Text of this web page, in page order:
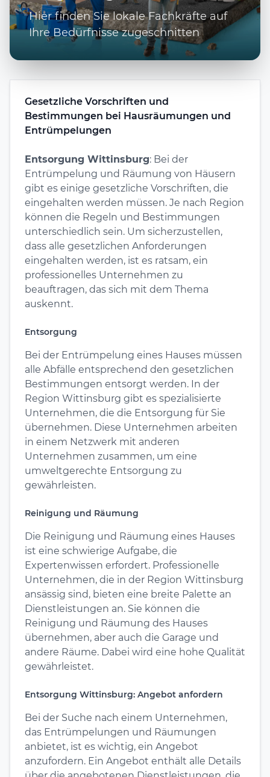
Hier finden Sie lokale Fachkräfte auf
Ihre Bedürfnisse zugeschnitten
Gesetzliche Vorschriften und
Bestimmungen bei Hausräumungen und
Entrümpelungen
Entsorgung Wittinsburg: Bei der
Entrümpelung und Räumung von Häusern
gibt es einige gesetzliche Vorschriften, die
eingehalten werden müssen. Je nach Region
können die Regeln und Bestimmungen
unterschiedlich sein. Um sicherzustellen,
dass alle gesetzlichen Anforderungen
eingehalten werden, ist es ratsam, ein
professionelles Unternehmen zu
beauftragen, das sich mit dem Thema
auskennt.
Entsorgung
Bei der Entrümpelung eines Hauses müssen
alle Abfälle entsprechend den gesetzlichen
Bestimmungen entsorgt werden. In der
Region Wittinsburg gibt es spezialisierte
Unternehmen, die die Entsorgung für Sie
übernehmen. Diese Unternehmen arbeiten
in einem Netzwerk mit anderen
Unternehmen zusammen, um eine
umweltgerechte Entsorgung zu
gewährleisten.
Reinigung und Räumung
Die Reinigung und Räumung eines Hauses
ist eine schwierige Aufgabe, die
Expertenwissen erfordert. Professionelle
Unternehmen, die in der Region Wittinsburg
ansässig sind, bieten eine breite Palette an
Dienstleistungen an. Sie können die
Reinigung und Räumung des Hauses
übernehmen, aber auch die Garage und
andere Räume. Dabei wird eine hohe Qualität
gewährleistet.
Entsorgung Wittinsburg: Angebot anfordern
Bei der Suche nach einem Unternehmen,
das Entrümpelungen und Räumungen
anbietet, ist es wichtig, ein Angebot
anzufordern. Ein Angebot enthält alle Details